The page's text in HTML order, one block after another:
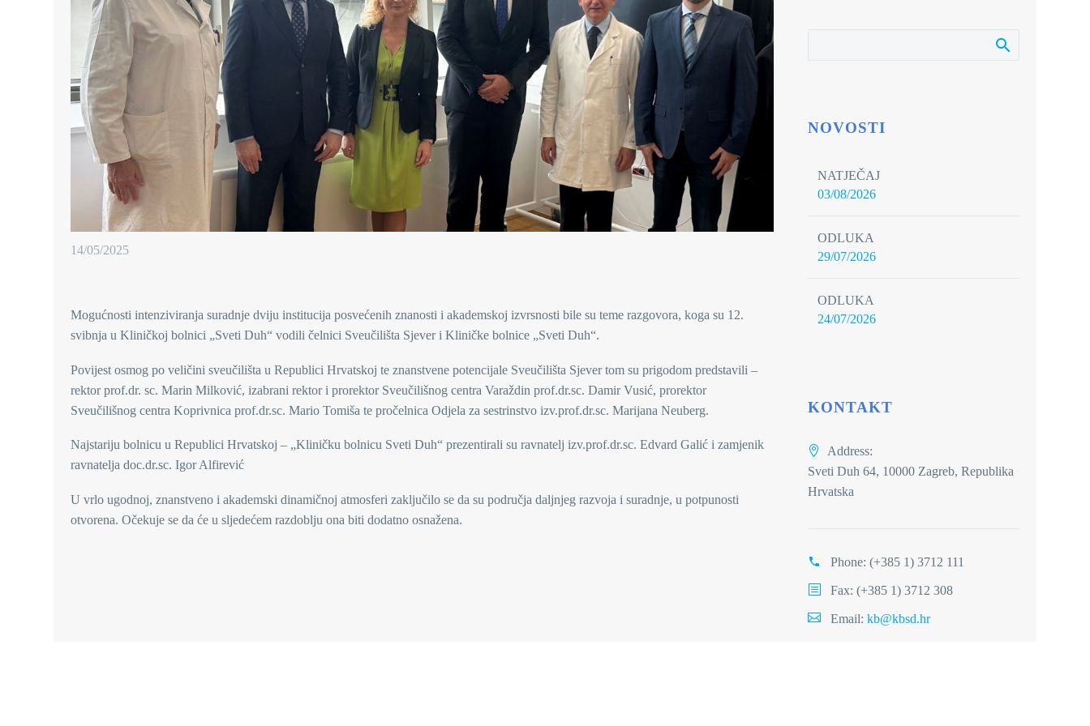
14/05/2025
Mogućnosti intenziviranja suradnje dviju institucija posvećenih znanosti i akademskoj izvrsnosti bile su teme razgovora, koga su 12.
svibnja u Kliničkoj bolnici „Sveti Duh“ vodili čelnici Sveučilišta Sjever i Kliničke bolnice „Sveti Duh“.
Povijest osmog po veličini sveučilišta u Republici Hrvatskoj te znanstvene potencijale Sveučilišta Sjever tom su prigodom predstavili –
rektor prof.dr. sc. Marin Milković, izabrani rektor i prorektor Sveučilišnog centra Varaždin prof.dr.sc. Damir Vusić, prorektor
Sveučilišnog centra Koprivnica prof.dr.sc. Mario Tomiša te pročelnica Odjela za sestrinstvo izv.prof.dr.sc. Marijana Neuberg.
Najstariju bolnicu u Republici Hrvatskoj – „Kliničku bolnicu Sveti Duh“ prezentirali su ravnatelj izv.prof.dr.sc. Edvard Galić i zamjenik
ravnatelja doc.dr.sc. Igor Alfirević
U vrlo ugodnoj, znanstveno i akademski dinamičnoj atmosferi zaključilo se da su područja daljnjeg razvoja i suradnje, u potpunosti
otvorena. Očekuje se da će u sljedećem razdoblju ona biti dodatno osnažena.
NOVOSTI
NATJEČAJ
03/08/2026
ODLUKA
29/07/2026
ODLUKA
24/07/2026
KONTAKT
Address:
Sveti Duh 64, 10000 Zagreb, Republika
Hrvatska
Phone: (+385 1) 3712 111
Fax: (+385 1) 3712 308
Email: kb@kbsd.hr